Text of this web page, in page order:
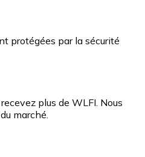
protégées par la sécurité
plus de WLFI. Nous
marché.